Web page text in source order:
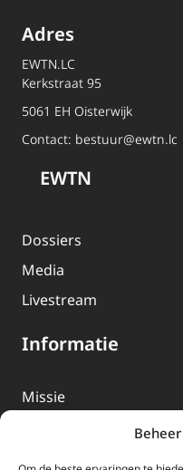
Adres
EWTN.LC
Kerkstraat 95
5061 EH Oisterwijk
Contact: bestuur@ewtn.lc
EWTN
Dossiers
Media
Livestream
Informatie
Missie